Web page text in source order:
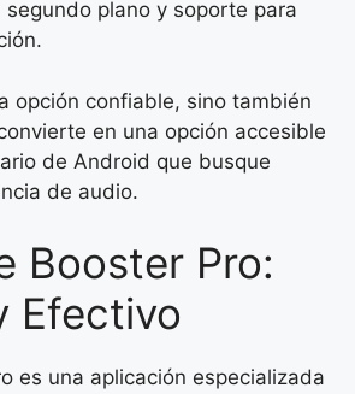
segundo plano y soporte para
opción confiable, sino también
en una opción accesible
de Android que busque
de audio.
Booster Pro:
Efectivo
es una aplicación especializada